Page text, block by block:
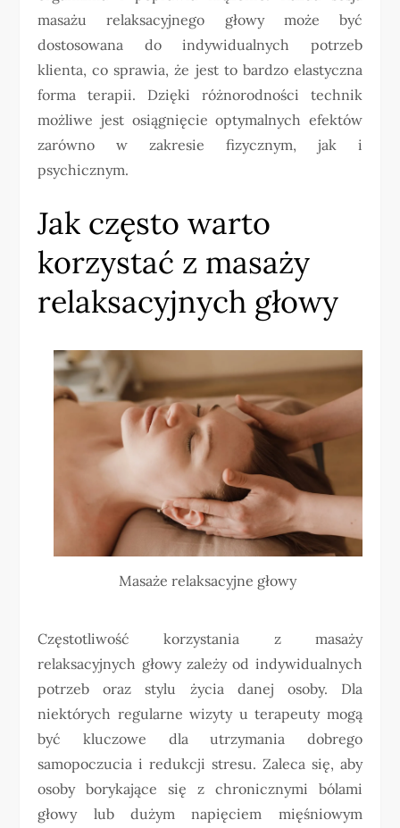
masażu relaksacyjnego głowy może być
dostosowana do indywidualnych potrzeb
klienta, co sprawia, że jest to bardzo elastyczna
forma terapii. Dzięki różnorodności technik
możliwe jest osiągnięcie optymalnych efektów
zarówno w zakresie fizycznym, jak i
psychicznym.
Jak często warto
korzystać z masaży
relaksacyjnych głowy
Masaże relaksacyjne głowy
Częstotliwość korzystania z masaży
relaksacyjnych głowy zależy od indywidualnych
potrzeb oraz stylu życia danej osoby. Dla
niektórych regularne wizyty u terapeuty mogą
być kluczowe dla utrzymania dobrego
samopoczucia i redukcji stresu. Zaleca się, aby
osoby borykające się z chronicznymi bólami
głowy lub dużym napięciem mięśniowym